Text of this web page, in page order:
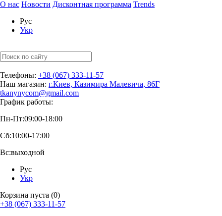
О нас Новости Дисконтная программа Trends
Рус
Укр
Телефоны: +38 (067) 333-11-57
Наш магазин: г.Киев, Казимира Малевича, 86Г
tkanynycom@gmail.com
График работы:
Пн-Пт:09:00-18:00
Сб:10:00-17:00
Вс:выходной
Рус
Укр
Корзина пуста (0)
+38 (067) 333-11-57